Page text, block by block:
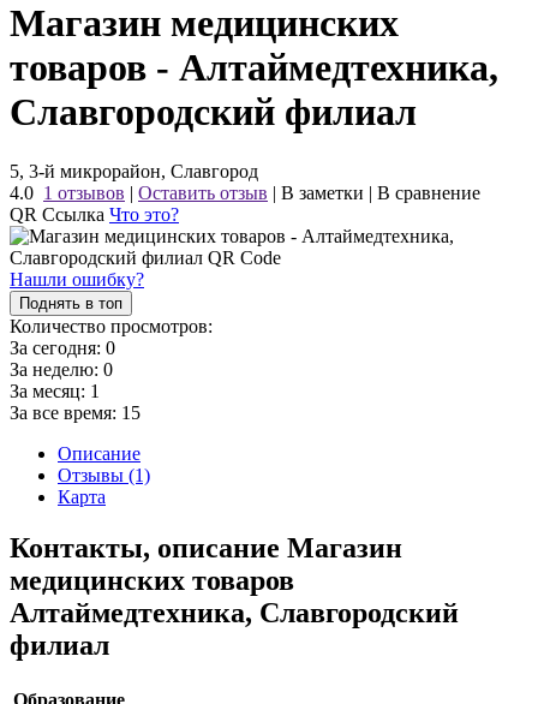
Магазин медицинских
товаров - Алтаймедтехника,
Славгородский филиал
5, 3-й микрорайон, Славгород
4.0 1 отзывов | Оставить отзыв | В заметки | В сравнение
QR Ссылка Что это?
Нашли ошибку?
Поднять в топ
Количество просмотров:
За сегодня: 0
За неделю: 0
За месяц: 1
За все время: 15
Описание
Отзывы (1)
Карта
Контакты, описание Магазин
медицинских товаров
Алтаймедтехника, Славгородский
филиал
Образование